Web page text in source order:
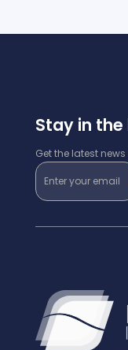
Stay in
Get the latest
Enter your email